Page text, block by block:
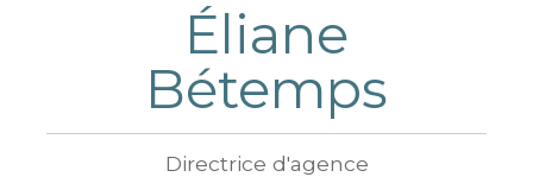
Éliane
Bétemps
Directrice d'agence